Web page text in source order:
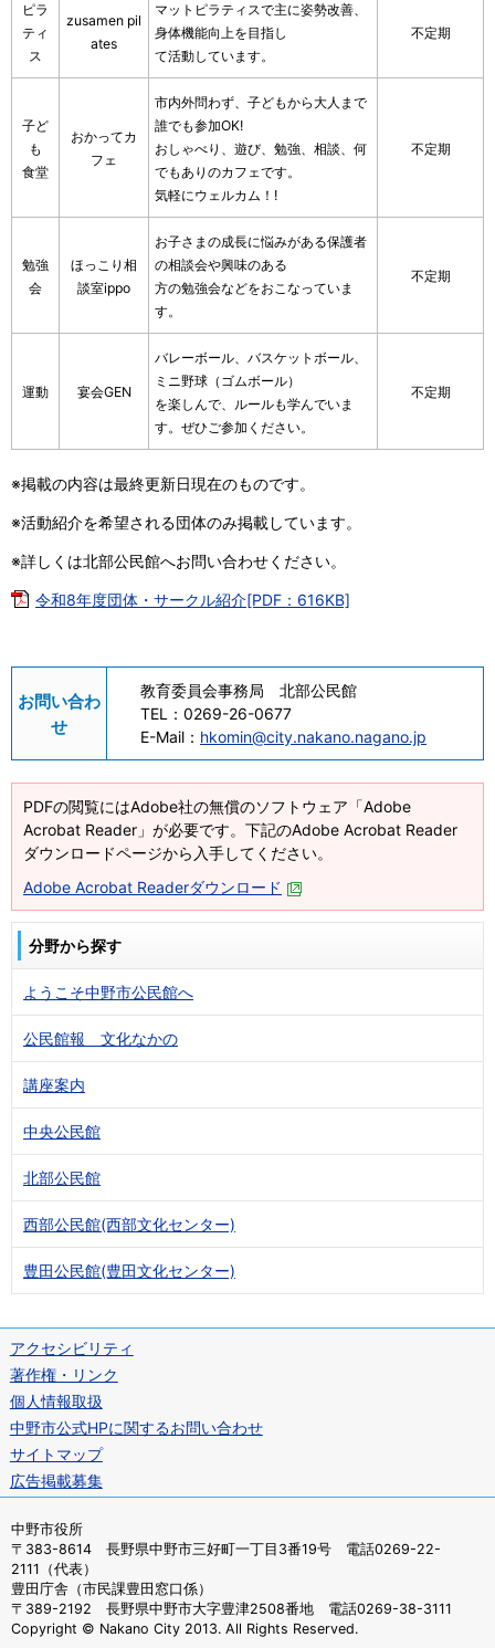
ピラ
ティ
ス
zusamen pil
ates
マットピラティスで主に姿勢改善、
身体機能向上を目指し
て活動しています。
不定期
子ど
も
食堂
おかってカ
フェ
市内外問わず、子どもから大人まで
誰でも参加OK!
おしゃべり、遊び、勉強、相談、何
でもありのカフェです。
気軽にウェルカム！!
不定期
勉強
会
ほっこり相
談室ippo
お子さまの成長に悩みがある保護者
の相談会や興味のある
方の勉強会などをおこなっていま
す。
不定期
運動 宴会GEN
バレーボール、バスケットボール、
ミニ野球（ゴムボール）
を楽しんで、ルールも学んでいま
す。ぜひご参加ください。
不定期
※掲載の内容は最終更新日現在のものです。
※活動紹介を希望される団体のみ掲載しています。
※詳しくは北部公民館へお問い合わせください。
令和8年度団体・サークル紹介[PDF：616KB]
お問い合わ
せ
教育委員会事務局 北部公民館
TEL： 0269-26-0677
E-Mail： hkomin@city.nakano.nagano.jp
PDFの閲覧にはAdobe社の無償のソフトウェア「Adobe
Acrobat Reader」が必要です。下記のAdobe Acrobat Reader
ダウンロードページから入手してください。
Adobe Acrobat Readerダウンロード
分野から探す
ようこそ中野市公民館へ
公民館報 文化なかの
講座案内
中央公民館
北部公民館
西部公民館(西部文化センター)
豊田公民館(豊田文化センター)
アクセシビリティ
著作権・リンク
個人情報取扱
中野市公式HPに関するお問い合わせ
サイトマップ
広告掲載募集
中野市役所
〒383-8614 長野県中野市三好町一丁目3番19号 電話0269-22-
2111（代表）
豊田庁舎（市民課豊田窓口係）
〒389-2192 長野県中野市大字豊津2508番地 電話0269-38-3111
Copyright © Nakano City 2013. All Rights Reserved.